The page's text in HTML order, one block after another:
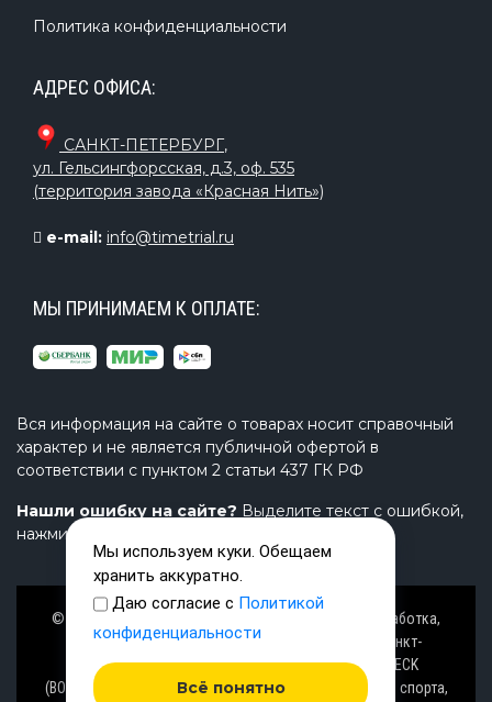
Политика конфиденциальности
АДРЕС ОФИСА:
САНКТ-ПЕТЕРБУРГ,
ул. Гельсингфорсская, д.3, оф. 535
(территория завода «Красная Нить»)
e-mail: info@timetrial.ru
МЫ ПРИНИМАЕМ К ОПЛАТЕ:
Вся информация на сайте о товарах носит справочный
характер и не является публичной офертой в
соответствии с пунктом 2 статьи 437 ГК РФ
Нашли ошибку на сайте? Выделите текст с ошибкой,
нажмите Ctrl+Enter и напишите нам.
© Завод TimeTrial (ТаймТриал) - производство, разработка,
проектирование надувных изделий, товаров в Санкт-
Петербурге с 2000 г. из ПВХ (PVC), ТПУ (TPU), AIRDECK
(ВОЗДУШНАЯ ПАЛУБА), OXFORD (ОКСФОРД) ткани для спорта,
Мы используем куки. Обещаем
хранить аккуратно.
Даю согласие с Политикой
конфиденциальности
Всё понятно